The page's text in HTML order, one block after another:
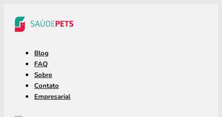
Blog
FAQ
Sobre
Contato
Empresarial